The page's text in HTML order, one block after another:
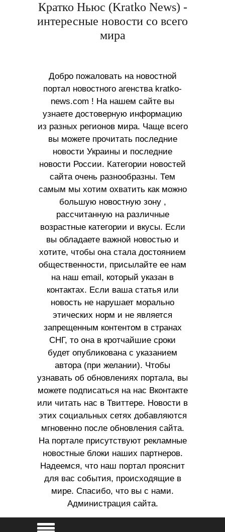
Кратко Ньюс (Kratko News) -
интересные новости со всего
мира
Добро пожаловать на новостной
портал новостного агенства kratko-
news.com ! На нашем сайте вы
узнаете достоверную информацию
из разных регионов мира. Чаще всего
вы можете прочитать последние
новости Украины и последние
новости России. Категории новостей
сайта очень разнообразны. Тем
самым мы хотим охватить как можно
большую новостную зону ,
рассчитанную на различные
возрастные категории и вкусы. Если
вы обладаете важной новостью и
хотите, чтобы она стала достоянием
общественности, присылайте ее нам
на наш email, который указан в
контактах. Если ваша статья или
новость не нарушает морально
этических норм и не является
запрещенным контентом в странах
СНГ, то она в кротчайшие сроки
будет опубликована с указанием
автора (при желании). Чтобы
узнавать об обновлениях портала, вы
можете подписаться на нас Вконтакте
или читать нас в Твиттере. Новости в
этих социальных сетях добавляются
мгновенно после обновления сайта.
На портале присутствуют рекламные
новостные блоки наших партнеров.
Надеемся, что наш портал прояснит
для вас события, происходящие в
мире. Спасибо, что вы с нами.
Администрация сайта.